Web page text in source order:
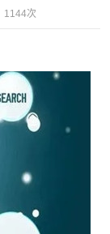
1144次